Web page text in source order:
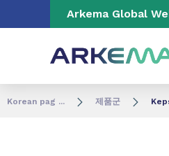
Go to content Go to
Arkema Global
Korean pag ... 제품군